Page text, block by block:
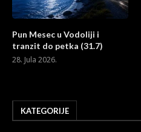
Pun Mesec u Vodoliji i
tranzit do petka (31.7)
28. Jula 2026.
KATEGORIJE